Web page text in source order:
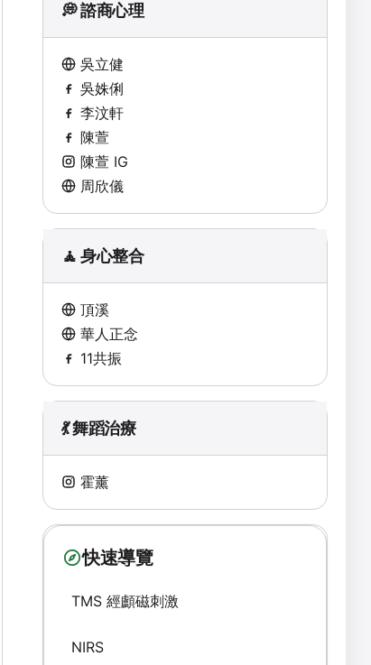
💭 諮商心理
吳立健
吳姝俐
李汶軒
陳萱
陳萱 IG
周欣儀
🧘 身心整合
頂溪
華人正念
11共振
💃 舞蹈治療
霍薰
快速導覽
TMS 經顱磁刺激
NIRS